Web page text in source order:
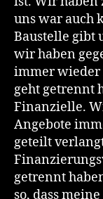
uns war auch
Baustelle gibt
wir haben
immer wieder
geht getrennt
Finanzielle.
Angebote
geteilt
getrennt
so, dass